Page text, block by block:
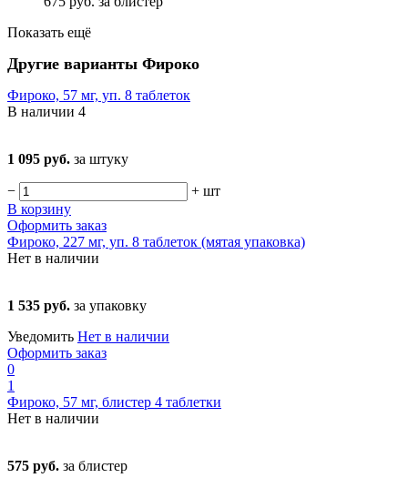
Показать ещё
Другие варианты Фироко
Фироко, 57 мг, уп. 8 таблеток
В наличии 4
1 095 руб. за штуку
− + шт
В корзину
Оформить заказ
Фироко, 227 мг, уп. 8 таблеток (мятая упаковка)
Нет в наличии
1 535 руб. за упаковку
Уведомить Нет в наличии
Оформить заказ
0
1
Фироко, 57 мг, блистер 4 таблетки
Нет в наличии
575 руб. за блистер